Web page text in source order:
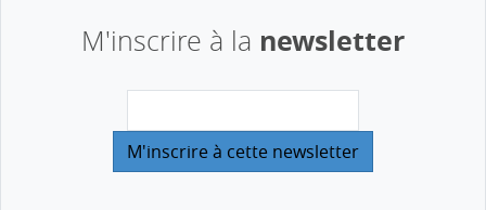
M'inscrire à la newsletter